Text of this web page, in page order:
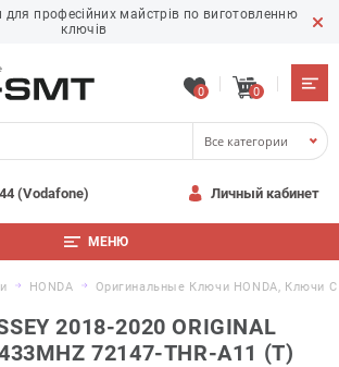
професійних майстрів по виготовленню
ключів
0 0
Все категории
(Vodafone) Личный кабинет
МЕНЮ
HONDA Оригинальные Ключи HONDA, Ключи
2018-2020 ORIGINAL
72147-THR-A11 (T)